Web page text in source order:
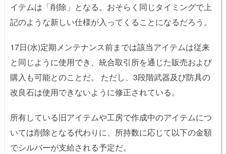
イテムは「削除」となる。おそらく同じタイミングで上
記のような新しい仕様が入ってくることになるだろう。
17日(水)定期メンテナンス前までは該当アイテムは従来
と同じように使用でき、統合取引所を通じた販売および
購入も可能とのことだ。 ただし、3段階武器及び防具の
改良石は使用できないように修正されている。
所有している旧アイテムや工房で作成中のアイテムにつ
いては削除となる代わりに、所持数に応じて以下の金額
でシルバーが支給される予定だ。